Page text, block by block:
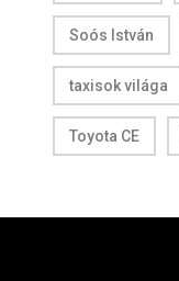
Soós István
taxisok világa
Toyota CE